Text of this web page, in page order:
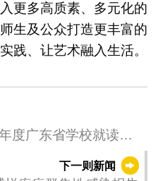
更多高质素、多元化的
生及公众打造更丰富的
践、让艺术融入生活。
度广东省学校就读学
贴于5月15日截止申请
下一则新闻